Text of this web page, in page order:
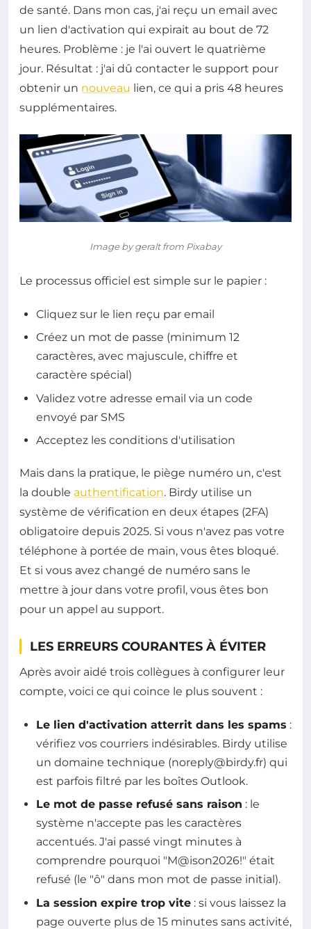
de santé. Dans mon cas, j'ai reçu un email avec
un lien d'activation qui expirait au bout de 72
heures. Problème : je l'ai ouvert le quatrième
jour. Résultat : j'ai dû contacter le support pour
obtenir un nouveau lien, ce qui a pris 48 heures
supplémentaires.
Image by geralt from Pixabay
Le processus officiel est simple sur le papier :
Cliquez sur le lien reçu par email
Créez un mot de passe (minimum 12
caractères, avec majuscule, chiffre et
caractère spécial)
Validez votre adresse email via un code
envoyé par SMS
Acceptez les conditions d'utilisation
Mais dans la pratique, le piège numéro un, c'est
la double authentification. Birdy utilise un
système de vérification en deux étapes (2FA)
obligatoire depuis 2025. Si vous n'avez pas votre
téléphone à portée de main, vous êtes bloqué.
Et si vous avez changé de numéro sans le
mettre à jour dans votre profil, vous êtes bon
pour un appel au support.
LES ERREURS COURANTES À ÉVITER
Après avoir aidé trois collègues à configurer leur
compte, voici ce qui coince le plus souvent :
Le lien d'activation atterrit dans les spams :
vérifiez vos courriers indésirables. Birdy utilise
un domaine technique (noreply@birdy.fr) qui
est parfois filtré par les boîtes Outlook.
Le mot de passe refusé sans raison : le
système n'accepte pas les caractères
accentués. J'ai passé vingt minutes à
comprendre pourquoi "M@ison2026!" était
refusé (le "ô" dans mon mot de passe initial).
La session expire trop vite : si vous laissez la
page ouverte plus de 15 minutes sans activité,